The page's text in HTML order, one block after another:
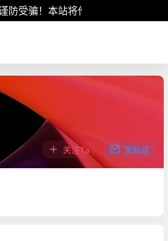
防受骗！本站将作为行业资讯共享
关注Ta 发私信